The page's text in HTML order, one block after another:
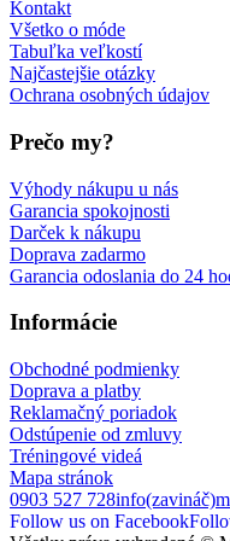
Kontakt
Všetko o móde
Tabuľka veľkostí
Najčastejšie otázky
Ochrana osobných údajov
Prečo my?
Výhody nákupu u nás
Garancia spokojnosti
Darček k nákupu
Doprava zadarmo
Garancia odoslania do 24
Informácie
Obchodné podmienky
Doprava a platby
Reklamačný poriadok
Odstúpenie od zmluvy
Tréningové videá
Mapa stránok
0903 527 728
Follow us on Facebook